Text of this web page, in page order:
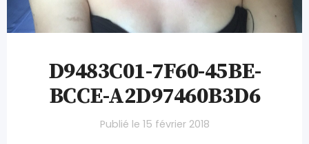
D9483C01-7F60-45BE-
BCCE-A2D97460B3D6
Publié le 15 février 2018